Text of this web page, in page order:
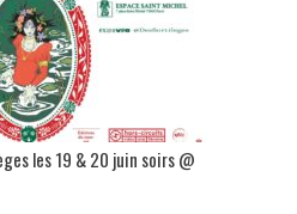
les 19 & 20 juin soirs @